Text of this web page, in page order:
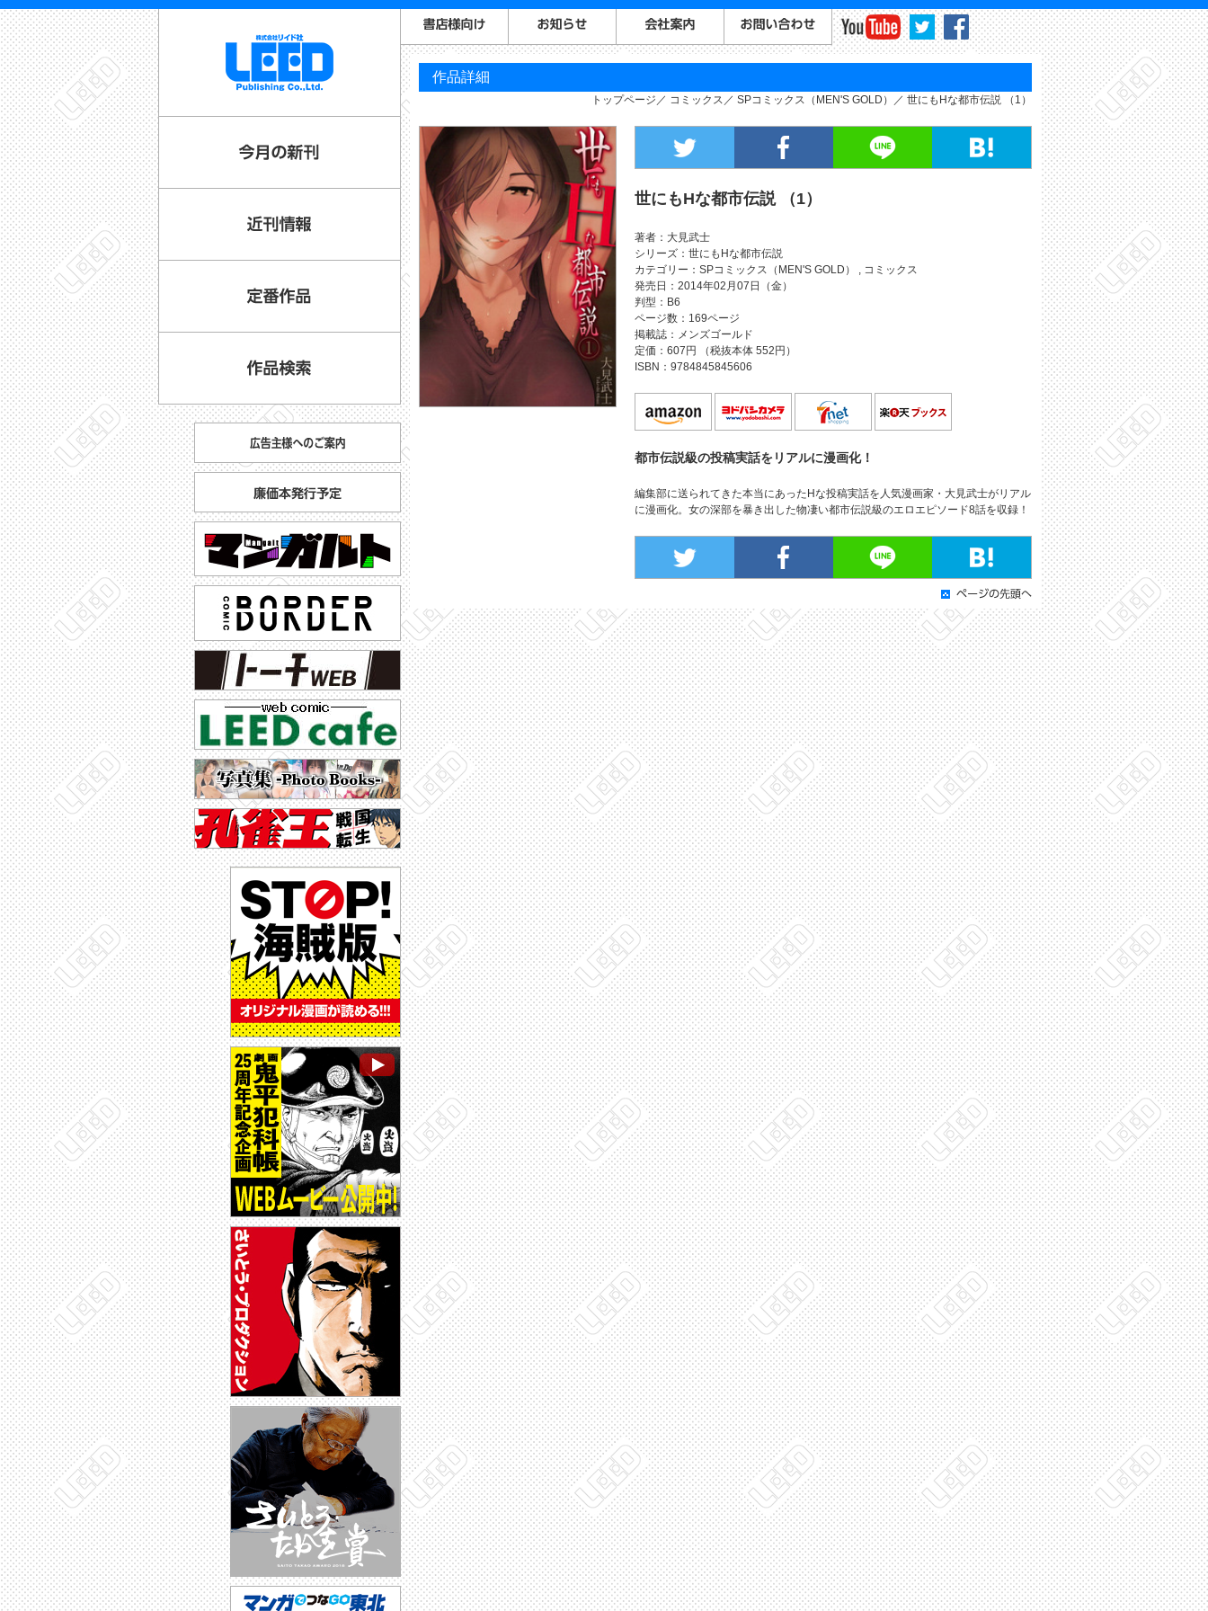
作品詳細
トップページ コミックス SPコミックス（MEN'S GOLD） 世にもHな都市伝説 （1）
世にもHな都市伝説 （1）
著者
大見武士
シリーズ
世にもHな都市伝説
カテゴリー
SPコミックス（MEN'S GOLD） , コミックス
発売日
2014年02月07日（金）
判型
B6
ページ数
169ページ
掲載誌
メンズゴールド
定価
607円 （税抜本体 552円）
ISBN
9784845845606
都市伝説級の投稿実話をリアルに漫画化！
編集部に送られてきた本当にあったHな投稿実話を人気漫画家・大見武士がリアル
に漫画化。女の深部を暴き出した物凄い都市伝説級のエロエピソード8話を収録！